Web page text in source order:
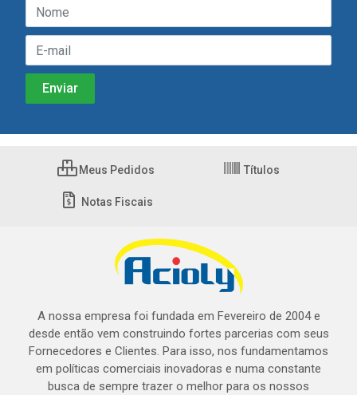
Meus Pedidos Títulos
Notas Fiscais
A nossa empresa foi fundada em Fevereiro de 2004 e
desde então vem construindo fortes parcerias com seus
Fornecedores e Clientes. Para isso, nos fundamentamos
em políticas comerciais inovadoras e numa constante
busca de sempre trazer o melhor para os nossos